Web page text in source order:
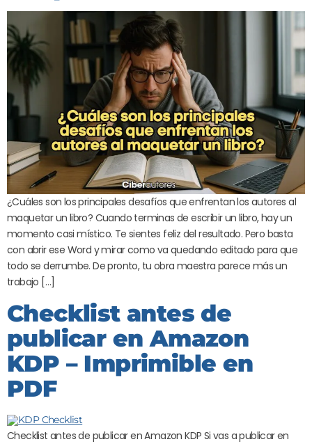
¿Cuáles son los principales desafíos que enfrentan los autores al
maquetar un libro? Cuando terminas de escribir un libro, hay un
momento casi místico. Te sientes feliz del resultado. Pero basta
con abrir ese Word y mirar como va quedando editado para que
todo se derrumbe. De pronto, tu obra maestra parece más un
trabajo […]
Checklist antes de
publicar en Amazon
KDP – Imprimible en
PDF
Checklist antes de publicar en Amazon KDP Si vas a publicar en